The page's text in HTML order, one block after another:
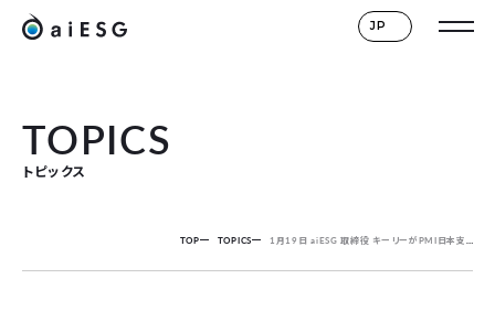
JP
TOPICS
トピックス
TOP TOPICS 1月19日 aiESG 取締役 キーリーがPMI日本支部のESGセミナーに登壇します。